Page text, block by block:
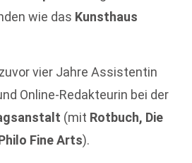
wie das Kunsthaus
vier Jahre Assistentin
Online-Redakteurin bei der
(mit Rotbuch, Die
Fine Arts).